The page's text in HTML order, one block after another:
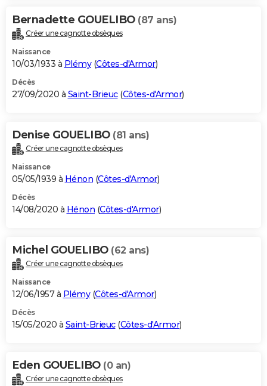
Bernadette GOUELIBO (87 ans)
Créer une cagnotte obsèques
Naissance
10/03/1933 à Plémy(Côtes-d'Armor)
Décès
27/09/2020 à Saint-Brieuc(Côtes-d'Armor)
Denise GOUELIBO (81 ans)
Créer une cagnotte obsèques
Naissance
05/05/1939 à Hénon (Côtes-d'Armor)
Décès
14/08/2020 à Hénon (Côtes-d'Armor)
Michel GOUELIBO (62 ans)
Créer une cagnotte obsèques
Naissance
12/06/1957 à Plémy(Côtes-d'Armor)
Décès
15/05/2020 à Saint-Brieuc(Côtes-d'Armor)
Eden GOUELIBO (0 an)
Créer une cagnotte obsèques